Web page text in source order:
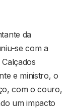
da
se com a
e ministro, o
com o couro,
um impacto